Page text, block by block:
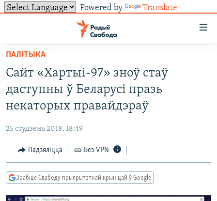
Powered by Translate
ўнівэрсальнага
доступу
Перайсьці
да
галоўнага
зьместу
да
навігацыі
Перайсьці
да
ПАЛІТЫКА
ЭКАНОМІКА
ТОЛЬКІ НА СВАБОДЗЕ
ГІСТОРЫЯ НА СВАБОДЗЕ
ПАДКАСТЫ
СУВЯЗЬ
ПАДЗЯЛІЦЦА ІНФАРМАЦЫЯЙ
RSS
ПАДКАСТЫ
ПАЛІТЫКА
Сайт «Хартыі-97» зноў стаў
даступны ў Беларусі празь
некаторых правайдэраў
25 студзень 2018, 18:49
Падзяліцца Без VPN
Зрабіце Свабоду прыярытэтнай крыніцай ў Google